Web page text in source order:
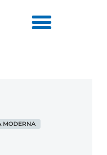
MODERNA